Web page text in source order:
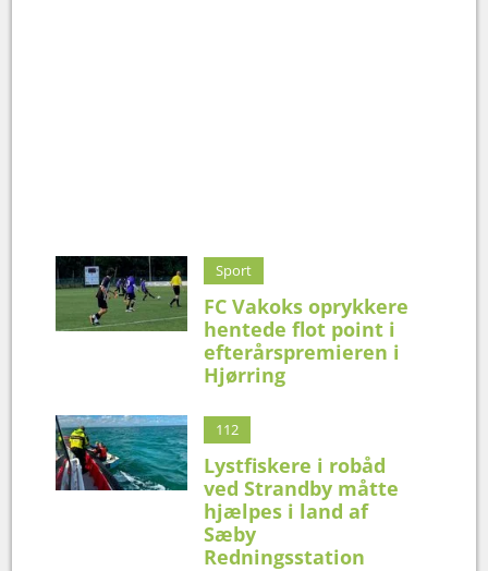
Sport
FC Vakoks oprykkere
hentede flot point i
efterårspremieren i
Hjørring
112
Lystfiskere i robåd
ved Strandby måtte
hjælpes i land af
Sæby
Redningsstation